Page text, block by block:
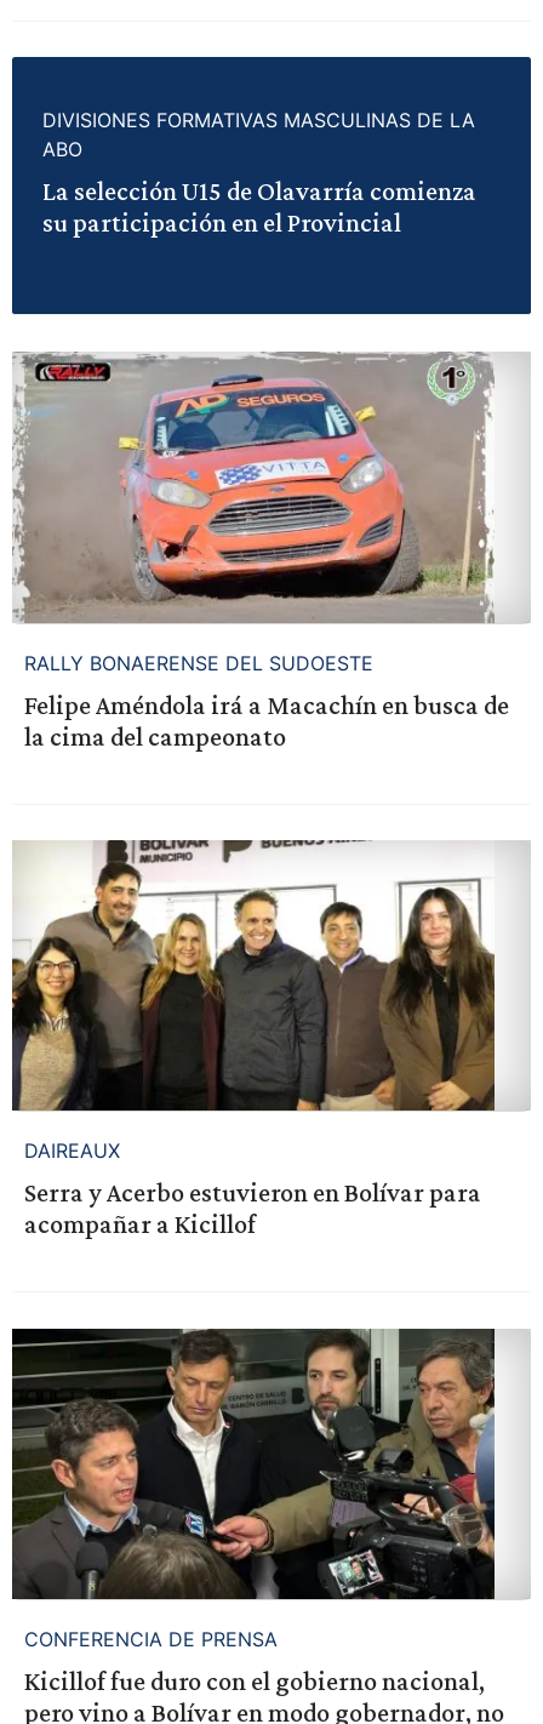
DIVISIONES FORMATIVAS MASCULINAS DE LA
ABO
La selección U15 de Olavarría comienza
su participación en el Provincial
RALLY BONAERENSE DEL SUDOESTE
Felipe Améndola irá a Macachín en busca de
la cima del campeonato
DAIREAUX
Serra y Acerbo estuvieron en Bolívar para
acompañar a Kicillof
CONFERENCIA DE PRENSA
Kicillof fue duro con el gobierno nacional,
pero vino a Bolívar en modo gobernador, no